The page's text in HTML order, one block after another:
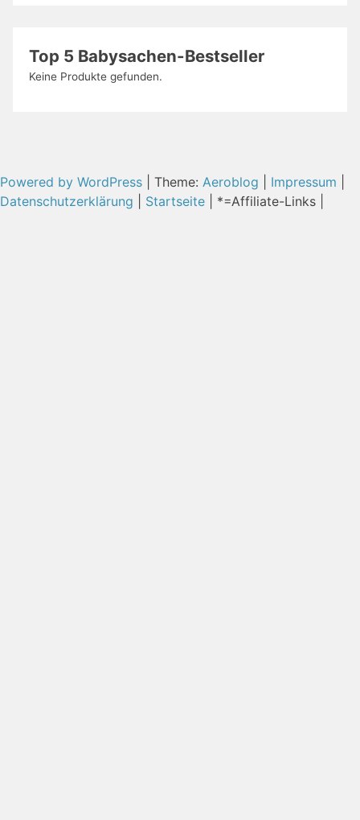
Top 5 Babysachen-Bestseller
Keine Produkte gefunden.
Powered by WordPress Theme: Aeroblog Impressum
Datenschutzerklärung
Startseite | *=Affiliate-Links |